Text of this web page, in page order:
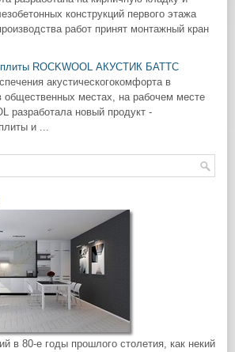
конструкций первого этажа
работ принят монтажный кран
ROCKWOOL АКУСТИК БАТТС
акустическогокомфорта в
общественных местах, на рабочем месте
разработала новый продукт -
и ...
в 80-е годы прошлого столетия, как некий